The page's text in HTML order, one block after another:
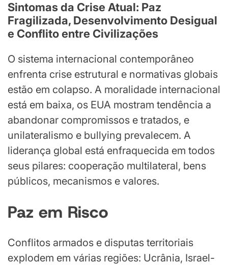
Sintomas da Crise Atual: Paz
Fragilizada, Desenvolvimento Desigual
e Conflito entre Civilizações
O sistema internacional contemporâneo
enfrenta crise estrutural e normativas globais
estão em colapso. A moralidade internacional
está em baixa, os EUA mostram tendência a
abandonar compromissos e tratados, e
unilateralismo e bullying prevalecem. A
liderança global está enfraquecida em todos
seus pilares: cooperação multilateral, bens
públicos, mecanismos e valores.
Paz em Risco
Conflitos armados e disputas territoriais
explodem em várias regiões: Ucrânia, Israel-